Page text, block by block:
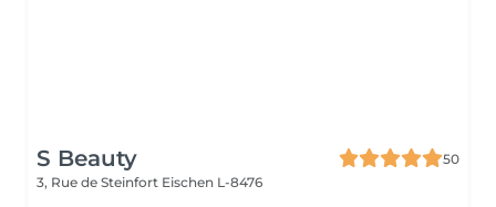
S Beauty
50
3, Rue de Steinfort Eischen L-8476